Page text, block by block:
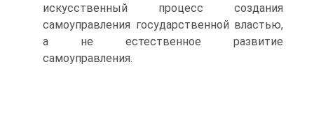
искусственный процесс создания
самоуправления государственной властью,
а не естественное развитие
самоуправления.